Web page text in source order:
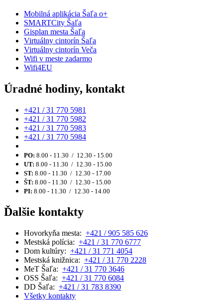
Mobilná aplikácia Šaľa o+
SMARTCity Šaľa
Gisplan mesta Šaľa
Virtuálny cintorín Šaľa
Virtuálny cintorín Veča
Wifi v meste zadarmo
Wifi4EU
Úradné hodiny, kontakt
+421 / 31 770 5981
+421 / 31 770 5982
+421 / 31 770 5983
+421 / 31 770 5984
PO: 8.00 - 11.30 / 12.30 - 15.00
UT: 8.00 - 11.30 / 12.30 - 15.00
ST: 8.00 - 11.30 / 12.30 - 17.00
ŠT: 8.00 - 11.30 / 12.30 - 15.00
PI: 8.00 - 11.30 / 12.30 - 14.00
Ďalšie kontakty
Hovorkyňa mesta: +421 / 905 585 626
Mestská polícia: +421 / 31 770 6777
Dom kultúry: +421 / 31 771 4054
Mestská knižnica: +421 / 31 770 2228
MeT Šaľa: +421 / 31 770 3646
OSS Šaľa: +421 / 31 770 6084
DD Šaľa: +421 / 31 783 8390
Všetky kontakty